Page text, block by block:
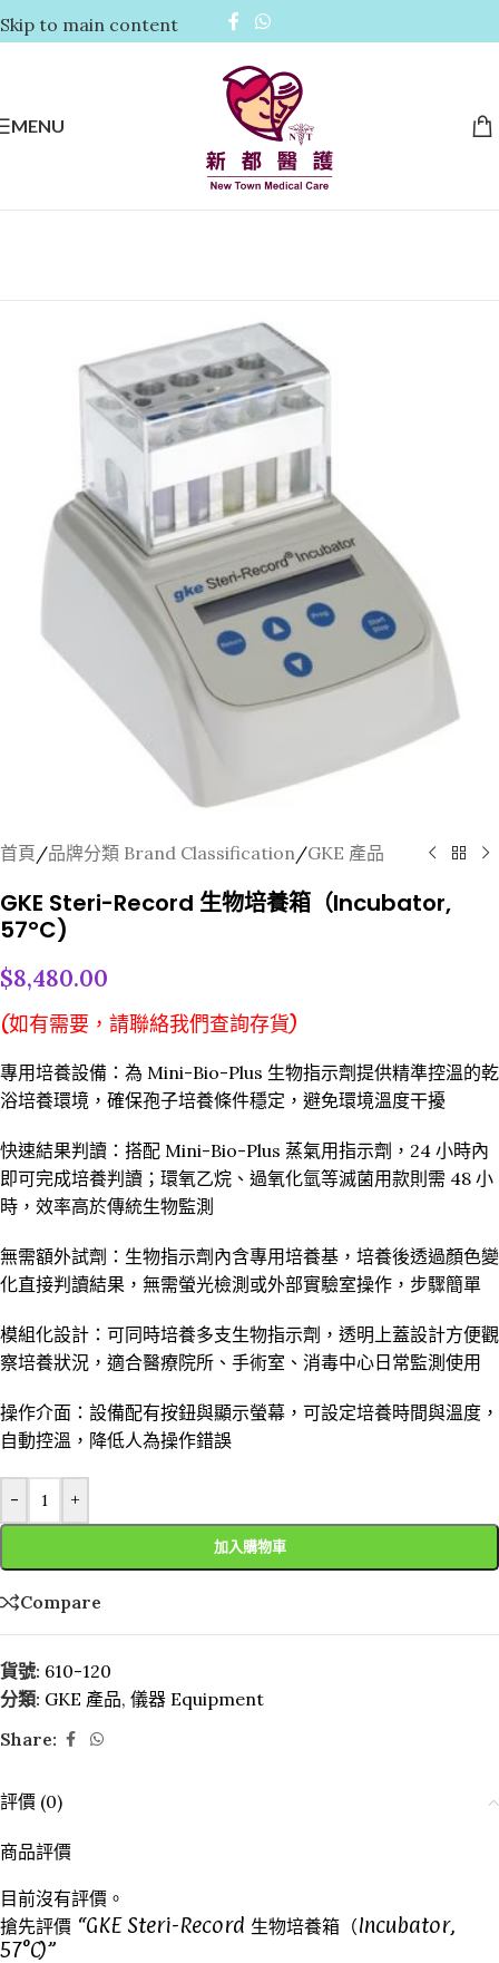
Skip to main content
MENU
首頁 /品牌分類 Brand Classification /GKE 產品
GKE Steri-Record 生物培養箱（Incubator,
57°C)
$8,480.00
(如有需要，請聯絡我們查詢存貨)
專用培養設備：為 Mini-Bio-Plus 生物指示劑提供精準控溫的乾
浴培養環境，確保孢子培養條件穩定，避免環境溫度干擾
快速結果判讀：搭配 Mini-Bio-Plus 蒸氣用指示劑，24 小時內
即可完成培養判讀；環氧乙烷、過氧化氫等滅菌用款則需 48 小
時，效率高於傳統生物監測
無需額外試劑：生物指示劑內含專用培養基，培養後透過顏色變
化直接判讀結果，無需螢光檢測或外部實驗室操作，步驟簡單
模組化設計：可同時培養多支生物指示劑，透明上蓋設計方便觀
察培養狀況，適合醫療院所、手術室、消毒中心日常監測使用
操作介面：設備配有按鈕與顯示螢幕，可設定培養時間與溫度，
自動控溫，降低人為操作錯誤
- +
加入購物車
Compare
貨號: 610-120
分類: GKE 產品, 儀器 Equipment
Share:
評價 (0)
商品評價
目前沒有評價。
搶先評價 “GKE Steri-Record 生物培養箱（Incubator,
57°C)”